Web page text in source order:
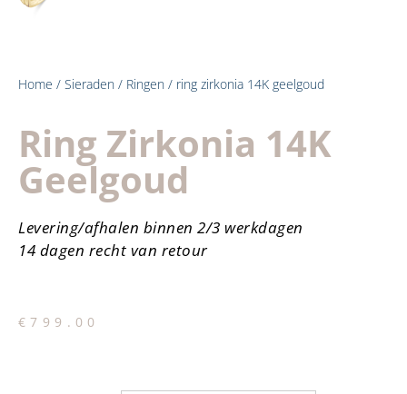
Home / Sieraden / Ringen / ring zirkonia 14K geelgoud
Ring Zirkonia 14K
Geelgoud
Levering/afhalen binnen 2/3 werkdagen
14 dagen recht van retour
€799.00